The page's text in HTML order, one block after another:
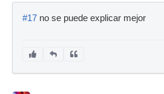
#17 no se puede explicar mejor